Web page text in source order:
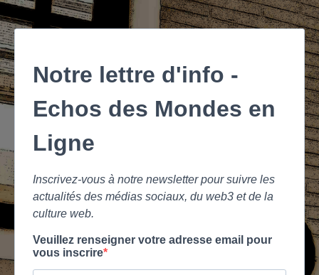
Notre lettre d'info -
Echos des Mondes en
Ligne
Inscrivez-vous à notre newsletter pour suivre les
actualités des médias sociaux, du web3 et de la
culture web.
Veuillez renseigner votre adresse email pour
vous inscrire